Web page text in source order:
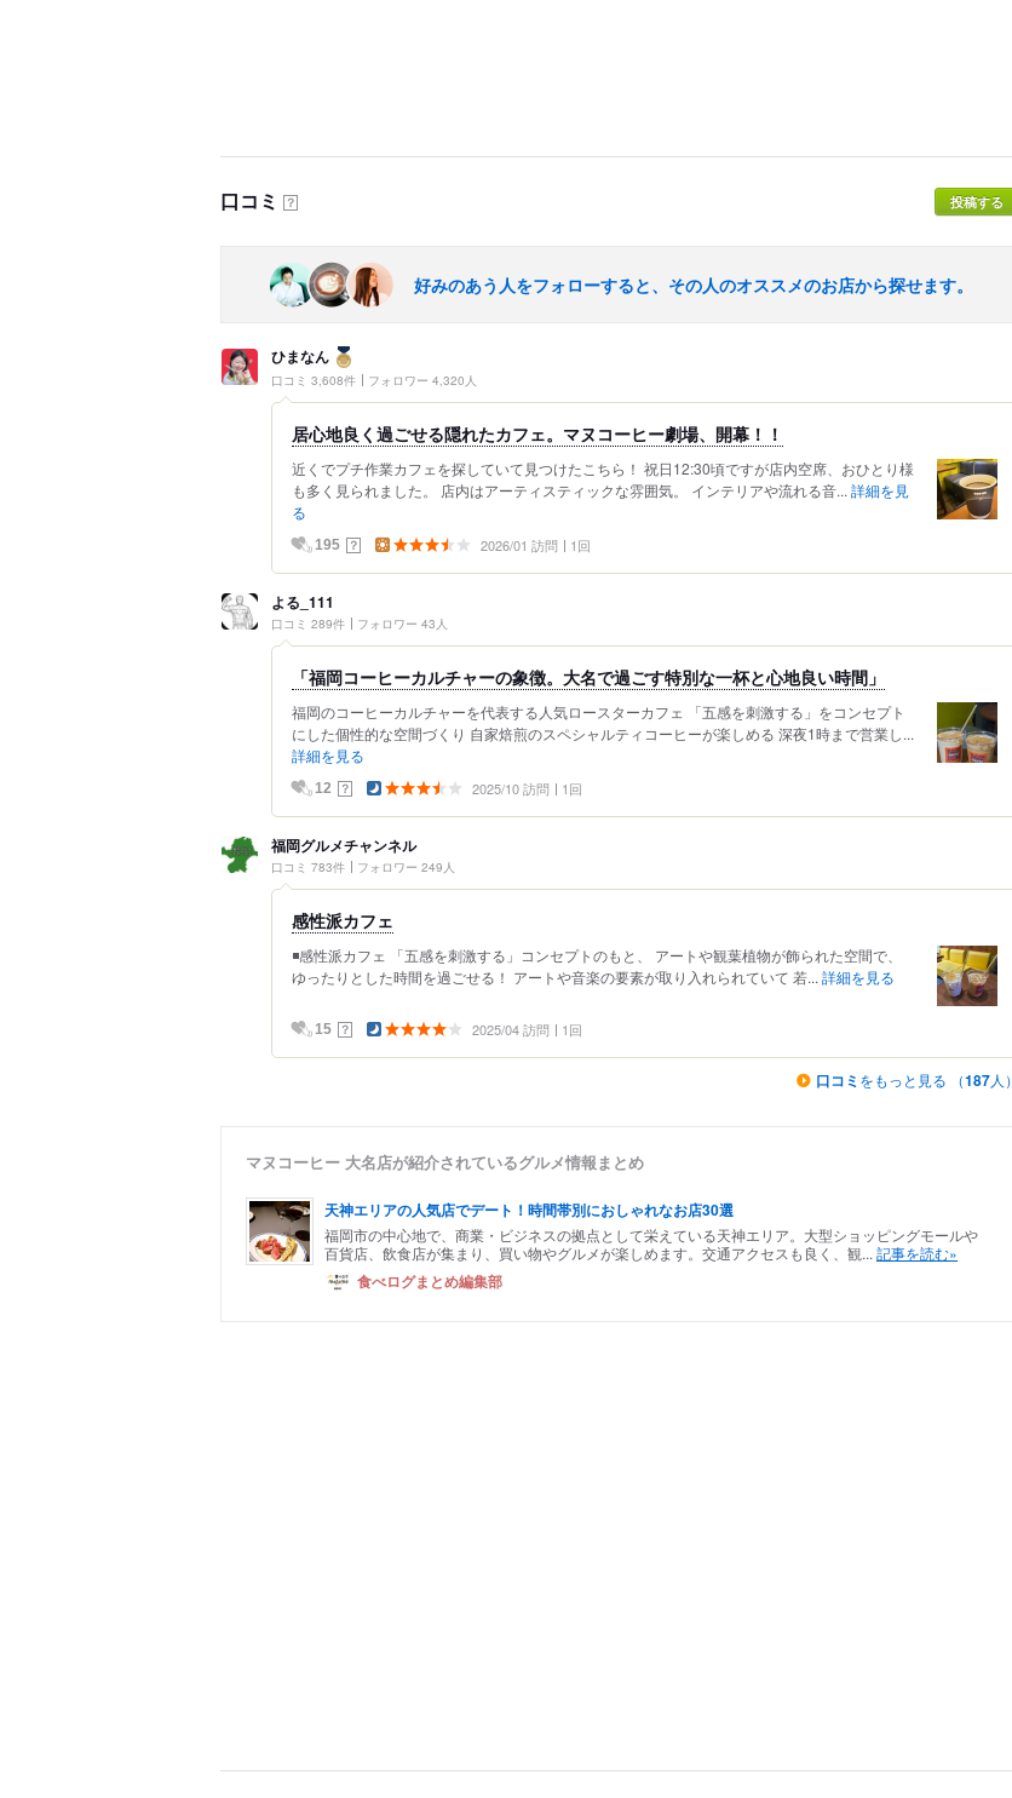
口コミ ？ 投稿する
好みのあう人をフォローすると、その人のオススメのお店から探せます。
ひまなん
口コミ 3,608件 フォロワー 4,320人
居心地良く過ごせる隠れたカフェ。マヌコーヒー劇場、開幕！！
近くでプチ作業カフェを探していて見つけたこちら！ 祝日12:30頃ですが店内空席、おひとり様
も多く見られました。 店内はアーティスティックな雰囲気。 インテリアや流れる音... 詳細を見
る
195 ？ 2026/01 訪問 1回
よる_111
口コミ 289件 フォロワー 43人
「福岡コーヒーカルチャーの象徴。大名で過ごす特別な一杯と心地良い時間」
福岡のコーヒーカルチャーを代表する人気ロースターカフェ 「五感を刺激する」をコンセプト
にした個性的な空間づくり 自家焙煎のスペシャルティコーヒーが楽しめる 深夜1時まで営業し...
詳細を見る
12 ？ 2025/10 訪問 1回
福岡グルメチャンネル
口コミ 783件 フォロワー 249人
感性派カフェ
◾️感性派カフェ 「五感を刺激する」コンセプトのもと、 アートや観葉植物が飾られた空間で、
ゆったりとした時間を過ごせる！ アートや音楽の要素が取り入れられていて 若... 詳細を見る
15 ？ 2025/04 訪問 1回
口コミ をもっと見る （187人）
マヌコーヒー 大名店が紹介されているグルメ情報まとめ
天神エリアの人気店でデート！時間帯別におしゃれなお店30選
福岡市の中心地で、商業・ビジネスの拠点として栄えている天神エリア。大型ショッピングモールや
百貨店、飲食店が集まり、買い物やグルメが楽しめます。交通アクセスも良く、観... 記事を読む»
食べログまとめ編集部